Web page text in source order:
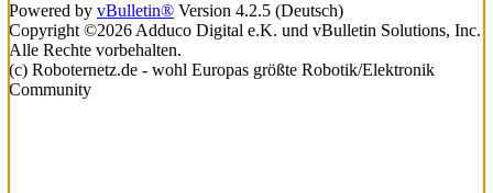
Powered by vBulletin® Version 4.2.5 (Deutsch)
Copyright ©2026 Adduco Digital e.K. und vBulletin Solutions, Inc.
Alle Rechte vorbehalten.
(c) Roboternetz.de - wohl Europas größte Robotik/Elektronik
Community